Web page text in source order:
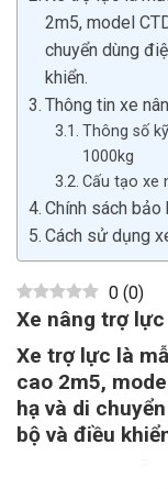
2m5, model
chuyển dùng
khiển.
Thông tin xe
Thông số
1000kg
Cấu tạo xe
Chính sách bảo
Cách sử dụng
0 (0)
Xe nâng trợ
Xe trợ lực là
cao 2m5,
hạ và di
bộ và điều